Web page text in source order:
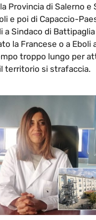
Provincia di Salerno e
e poi di Capaccio-
a Sindaco di
la Francese o a Eboli
troppo lungo per
territorio si strafaccia.